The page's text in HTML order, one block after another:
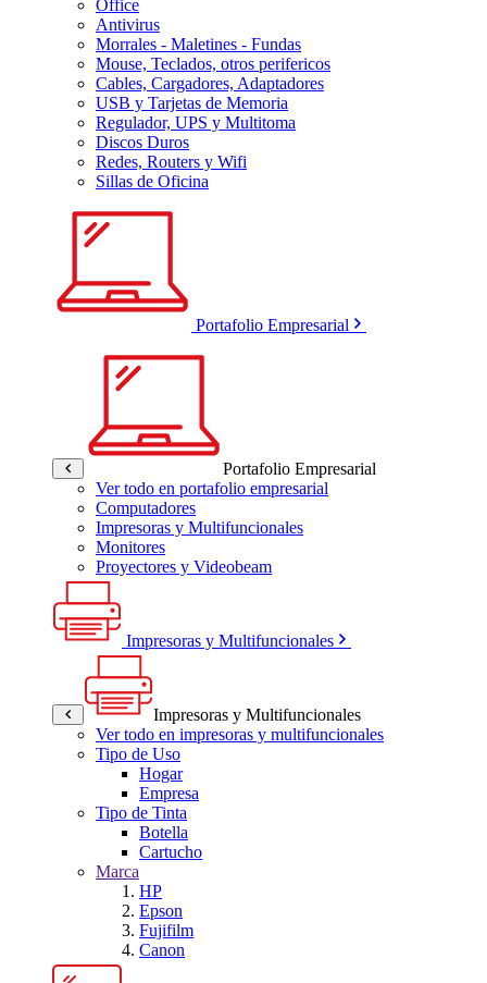
Office
Antivirus
Morrales - Maletines - Fundas
Mouse, Teclados, otros perifericos
Cables, Cargadores, Adaptadores
USB y Tarjetas de Memoria
Regulador, UPS y Multitoma
Discos Duros
Redes, Routers y Wifi
Sillas de Oficina
Portafolio Empresarial
Portafolio Empresarial
Ver todo en portafolio empresarial
Computadores
Impresoras y Multifuncionales
Monitores
Proyectores y Videobeam
Impresoras y Multifuncionales
Impresoras y Multifuncionales
Ver todo en impresoras y multifuncionales
Tipo de Uso
Hogar
Empresa
Tipo de Tinta
Botella
Cartucho
Marca
HP
Epson
Fujifilm
Canon